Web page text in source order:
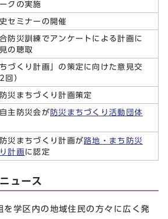
クの実施
セミナーの開催
防災訓練でアンケートによる計画に
の聴取
ちづくり計画」の策定に向けた意見交
回）
災まちづくり計画策定
主防災会が 防災まちづくり活動団体
災まちづくり計画が路地・まち防災
計画に認定
ュース
を学区内の地域住民の方々に広く発